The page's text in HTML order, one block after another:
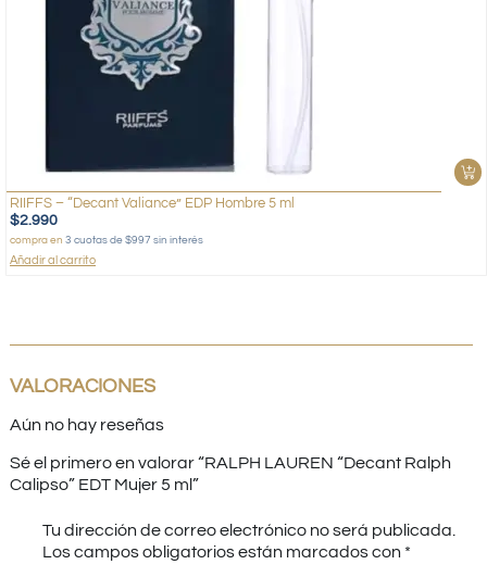
RIIFFS – “Decant Valiance” EDP Hombre 5 ml
$2.990
compra en 3 cuotas de $997 sin interés
Añadir al carrito
VALORACIONES
Aún no hay reseñas
Sé el primero en valorar “RALPH LAUREN “Decant Ralph
Calipso” EDT Mujer 5 ml”
Tu dirección de correo electrónico no será publicada.
Los campos obligatorios están marcados con *